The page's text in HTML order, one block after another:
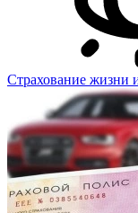
Страхование жизни